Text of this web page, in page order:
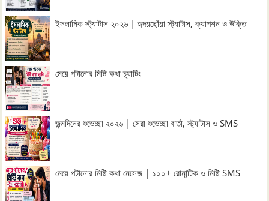
ইসলামিক স্ট্যাটাস ২০২৬ | হৃদয়ছোঁয়া স্ট্যাটাস, ক্যাপশন ও উক্তি
মেয়ে পটানোর মিষ্টি কথা চ্যাটিং
জন্মদিনের শুভেচ্ছা ২০২৬ | সেরা শুভেচ্ছা বার্তা, স্ট্যাটাস ও SMS
মেয়ে পটানোর মিষ্টি কথা মেসেজ | ১০০+ রোমান্টিক ও মিষ্টি SMS